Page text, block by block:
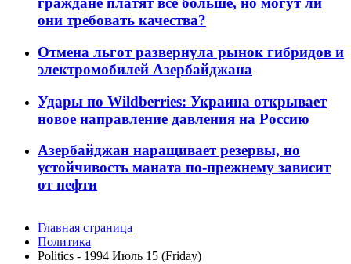
они требовать качества?
Отмена льгот развернула рынок гибридов и
электромобилей Азербайджана
Удары по Wildberries: Украина открывает
новое направление давления на Россию
Азербайджан наращивает резервы, но
устойчивость маната по-прежнему зависит
от нефти
Главная страница
Политика
Politics - 1994 Июль 15 (Friday)